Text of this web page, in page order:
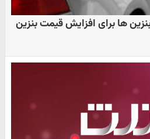
ها برای افزایش قیمت بنزین